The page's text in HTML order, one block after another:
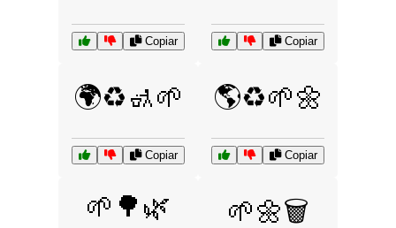
Copiar Copiar
🌍♻️🚮🌱
Copiar
🌎♻️🌱🌼
Copiar
🌱🌳🌿 🌱🌼🗑️